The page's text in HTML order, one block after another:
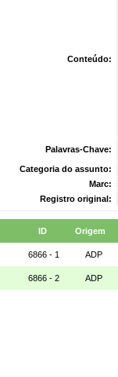
Conteúdo:
Palavras-Chave:
Categoria do assunto:
Marc:
Registro original:
ID Origem
6866 - 1 ADP
6866 - 2 ADP